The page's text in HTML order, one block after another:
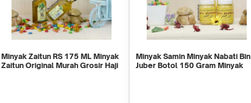
Minyak Zaitun RS 175 ML Minyak
Zaitun Original Murah Grosir Haji
Minyak Samin Minyak Nabati Bin
Juber Botol 150 Gram Minyak